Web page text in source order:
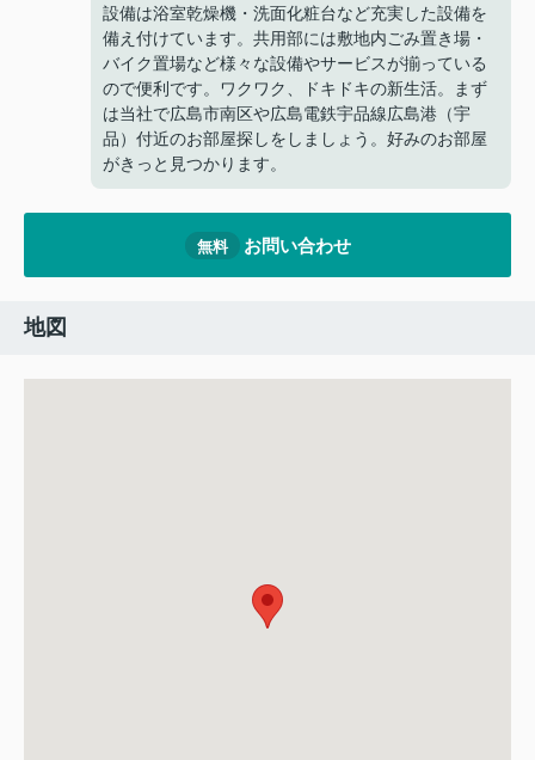
設備は浴室乾燥機・洗面化粧台など充実した設備を
備え付けています。共用部には敷地内ごみ置き場・
バイク置場など様々な設備やサービスが揃っている
ので便利です。ワクワク、ドキドキの新生活。まず
は当社で広島市南区や広島電鉄宇品線広島港（宇
品）付近のお部屋探しをしましょう。好みのお部屋
がきっと見つかります。
無料 お問い合わせ
地図